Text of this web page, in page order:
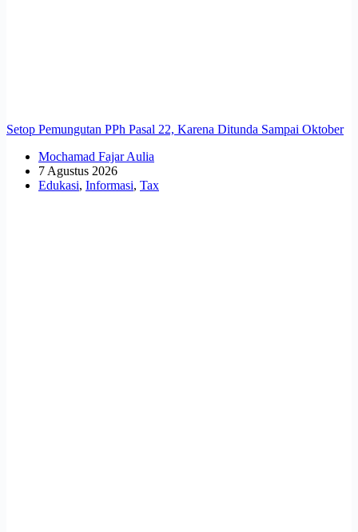
Setop Pemungutan PPh Pasal 22, Karena Ditunda Sampai Oktober
Mochamad Fajar Aulia
7 Agustus 2026
Edukasi, Informasi, Tax